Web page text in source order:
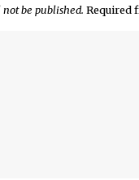
be published. Required